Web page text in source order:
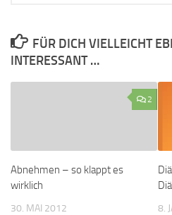
FÜR DICH VIELLEICHT
INTERESSANT …
2
Abnehmen – so klappt es
wirklich
30. MAI 2012 8.